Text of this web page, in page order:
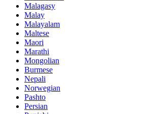
Malagasy
Malay
Malayalam
Maltese
Maori
Marathi
Mongolian
Burmese
Nepali
Norwegian
Pashto
Persian